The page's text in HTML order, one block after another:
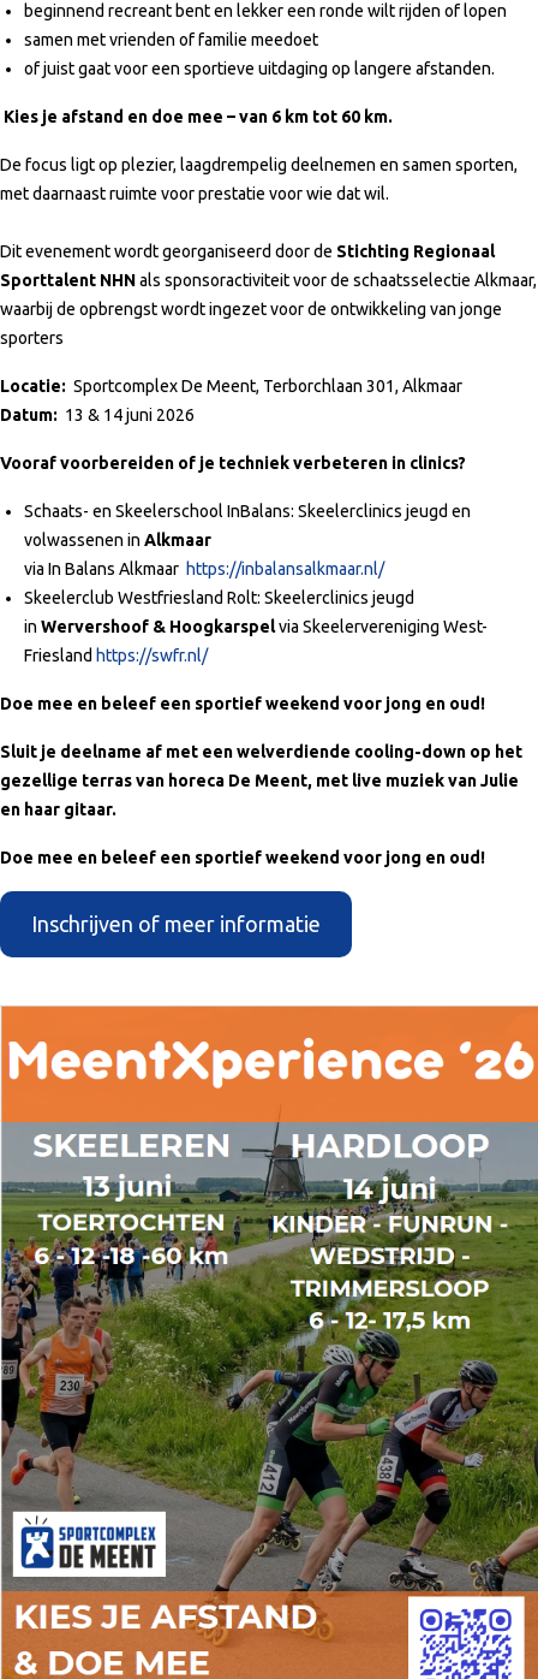
beginnend recreant bent en lekker een ronde wilt rijden of lopen
samen met vrienden of familie meedoet
of juist gaat voor een sportieve uitdaging op langere afstanden.
Kies je afstand en doe mee – van 6 km tot 60 km.
De focus ligt op plezier, laagdrempelig deelnemen en samen sporten,
met daarnaast ruimte voor prestatie voor wie dat wil.
Dit evenement wordt georganiseerd door de Stichting Regionaal
Sporttalent NHNals sponsoractiviteit voor de schaatsselectie Alkmaar,
waarbij de opbrengst wordt ingezet voor de ontwikkeling van jonge
sporters
Locatie: Sportcomplex De Meent, Terborchlaan 301, Alkmaar
Datum: 13 & 14 juni 2026
Vooraf voorbereiden of je techniek verbeteren in clinics?
Schaats- en Skeelerschool InBalans: Skeelerclinics jeugd en
volwassenen in Alkmaar
via In Balans Alkmaar https://inbalansalkmaar.nl/
Skeelerclub Westfriesland Rolt: Skeelerclinics jeugd
in Wervershoof & Hoogkarspelvia Skeelervereniging West-
Friesland https://swfr.nl/
Doe mee en beleef een sportief weekend voor jong en oud!
Sluit je deelname af met een welverdiende cooling-down op het
gezellige terras van horeca De Meent, met live muziek van Julie
en haar gitaar.
Doe mee en beleef een sportief weekend voor jong en oud!
Inschrijven of meer informatie